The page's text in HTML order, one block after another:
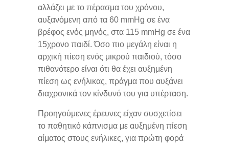
αλλάζει με το πέρασμα του χρόνου,
αυξανόμενη από τα 60 mmHg σε ένα
βρέφος ενός μηνός, στα 115 mmHg σε ένα
15χρονο παιδί. Όσο πιο μεγάλη είναι η
αρχική πίεση ενός μικρού παιδιού, τόσο
πιθανότερο είναι ότι θα έχει αυξημένη
πίεση ως ενήλικας, πράγμα που αυξάνει
διαχρονικά τον κίνδυνό του για υπέρταση.
Προηγούμενες έρευνες είχαν συσχετίσει
το παθητικό κάπνισμα με αυξημένη πίεση
αίματος στους ενήλικες, για πρώτη φορά